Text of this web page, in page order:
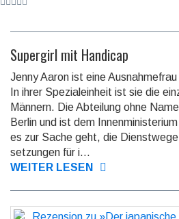
Supergirl mit Handicap
Jenny Aaron ist eine
In ihrer Spezial­einheit ist sie die
Männern. Die Abteilung ohne
Berlin und ist dem
es zur Sache geht, die
setzun­gen für i...
WEITER LESEN